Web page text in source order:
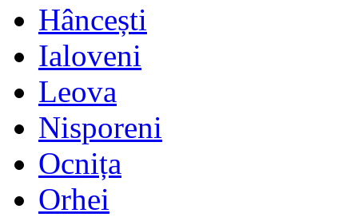
Hâncești
Ialoveni
Leova
Nisporeni
Ocnița
Orhei